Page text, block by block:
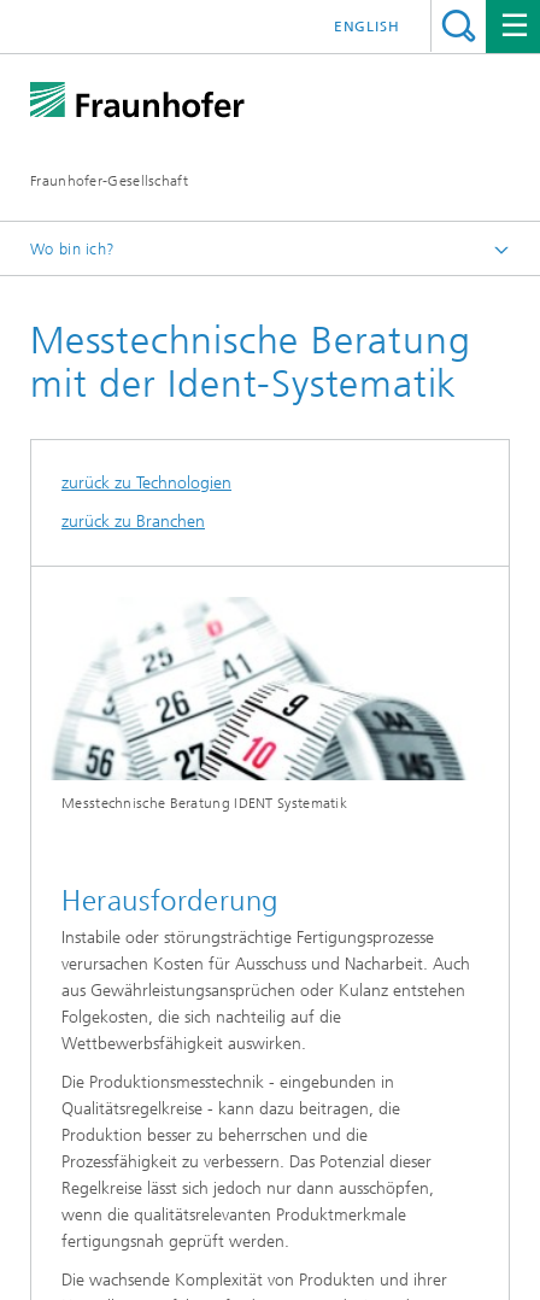
Fraunhofer-Gesellschaft
ENGLISH
Wo bin ich?
Technologien und Anwendungen
Technologien
Messtechnische Beratung
mit der Ident-Systematik
zurück zu Technologien
zurück zu Branchen
Messtechnische Beratung IDENT Systematik
Herausforderung
Instabile oder störungsträchtige Fertigungsprozesse
verursachen Kosten für Ausschuss und Nacharbeit. Auch
aus Gewährleistungsansprüchen oder Kulanz entstehen
Folgekosten, die sich nachteilig auf die
Wettbewerbsfähigkeit auswirken.
Die Produktionsmesstechnik - eingebunden in
Qualitätsregelkreise - kann dazu beitragen, die
Produktion besser zu beherrschen und die
Prozessfähigkeit zu verbessern. Das Potenzial dieser
Regelkreise lässt sich jedoch nur dann ausschöpfen,
wenn die qualitätsrelevanten Produktmerkmale
fertigungsnah geprüft werden.
Die wachsende Komplexität von Produkten und ihrer